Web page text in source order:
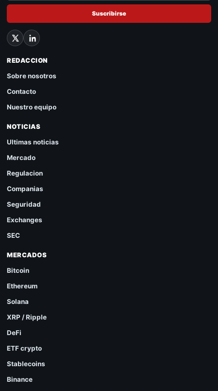
Suscribirse
REDACCION
Sobre nosotros
Contacto
Nuestro equipo
NOTICIAS
Ultimas noticias
Mercado
Regulacion
Companias
Seguridad
Exchanges
SEC
MERCADOS
Bitcoin
Ethereum
Solana
XRP / Ripple
DeFi
ETF crypto
Stablecoins
Binance